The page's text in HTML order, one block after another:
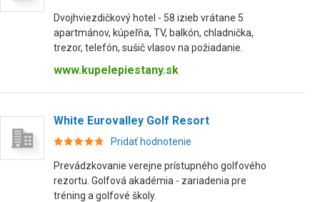
Dvojhviezdičkový hotel - 58 izieb vrátane 5
apartmánov, kúpeľňa, TV, balkón, chladnička,
trezor, telefón, sušič vlasov na požiadanie.
www.kupelepiestany.sk
White Eurovalley Golf Resort
Pridať hodnotenie
Prevádzkovanie verejne prístupného golfového
rezortu. Golfová akadémia - zariadenia pre
tréning a golfové školy.